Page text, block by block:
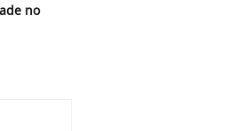
no